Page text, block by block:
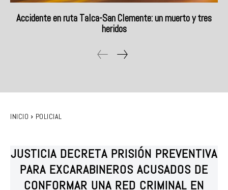
Accidente en ruta Talca-San Clemente: un muerto y tres
heridos